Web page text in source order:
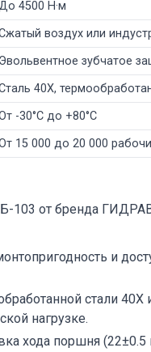
4500 Н·м
воздух или
Эвольвентное зубчатое
40Х,
-30°C до +80°C
15 000 до 20 000
103 от бренда
и
стали
нагрузке.
хода поршня